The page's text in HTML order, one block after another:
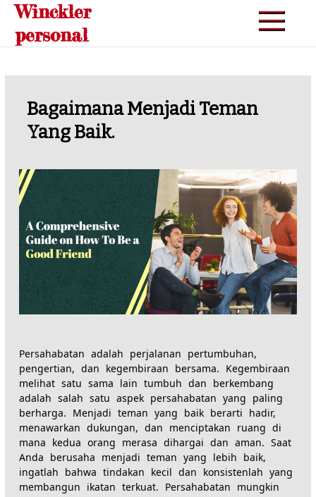
Skip
content
Winckler
personal
Bagaimana Menjadi Teman
Yang Baik.
Persahabatan adalah perjalanan pertumbuhan,
pengertian, dan kegembiraan bersama. Kegembiraan
melihat satu sama lain tumbuh dan berkembang
adalah salah satu aspek persahabatan yang paling
berharga. Menjadi teman yang baik berarti hadir,
menawarkan dukungan, dan menciptakan ruang di
mana kedua orang merasa dihargai dan aman. Saat
Anda berusaha menjadi teman yang lebih baik,
ingatlah bahwa tindakan kecil dan konsistenlah yang
membangun ikatan terkuat. Persahabatan mungkin